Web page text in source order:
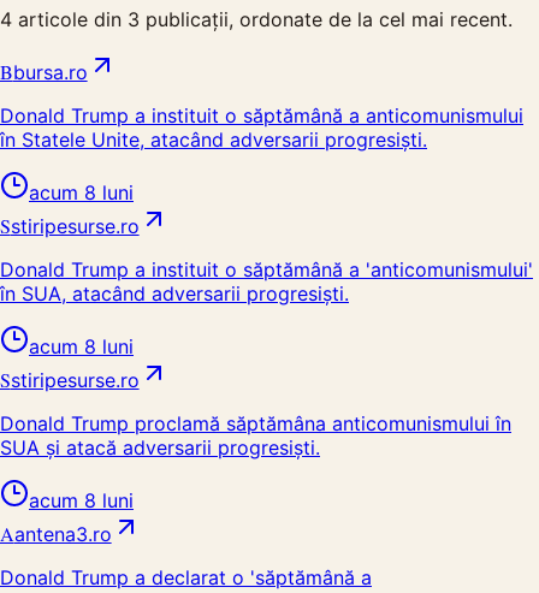
4 articole din 3 publicații, ordonate de la cel mai recent.
Bbursa.ro
Donald Trump a instituit o săptămână a anticomunismului
în Statele Unite, atacând adversarii progresiști.
acum 8 luni
Sstiripesurse.ro
Donald Trump a instituit o săptămână a 'anticomunismului'
în SUA, atacând adversarii progresiști.
acum 8 luni
Sstiripesurse.ro
Donald Trump proclamă săptămâna anticomunismului în
SUA și atacă adversarii progresiști.
acum 8 luni
Aantena3.ro
Donald Trump a declarat o 'săptămână a